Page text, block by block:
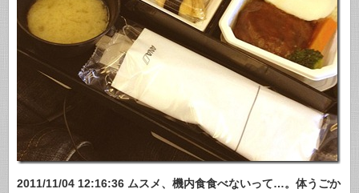
2011/11/04 12:16:36 ムスメ、機内食食べないって…。体うごか